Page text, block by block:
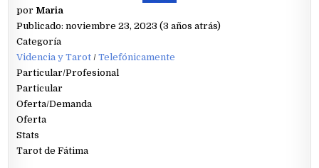
por Maria
Publicado: noviembre 23, 2023 (3 años atrás)
Categoría
Videncia y Tarot /Telefónicamente
Particular/Profesional
Particular
Oferta/Demanda
Oferta
Stats
Tarot de Fátima